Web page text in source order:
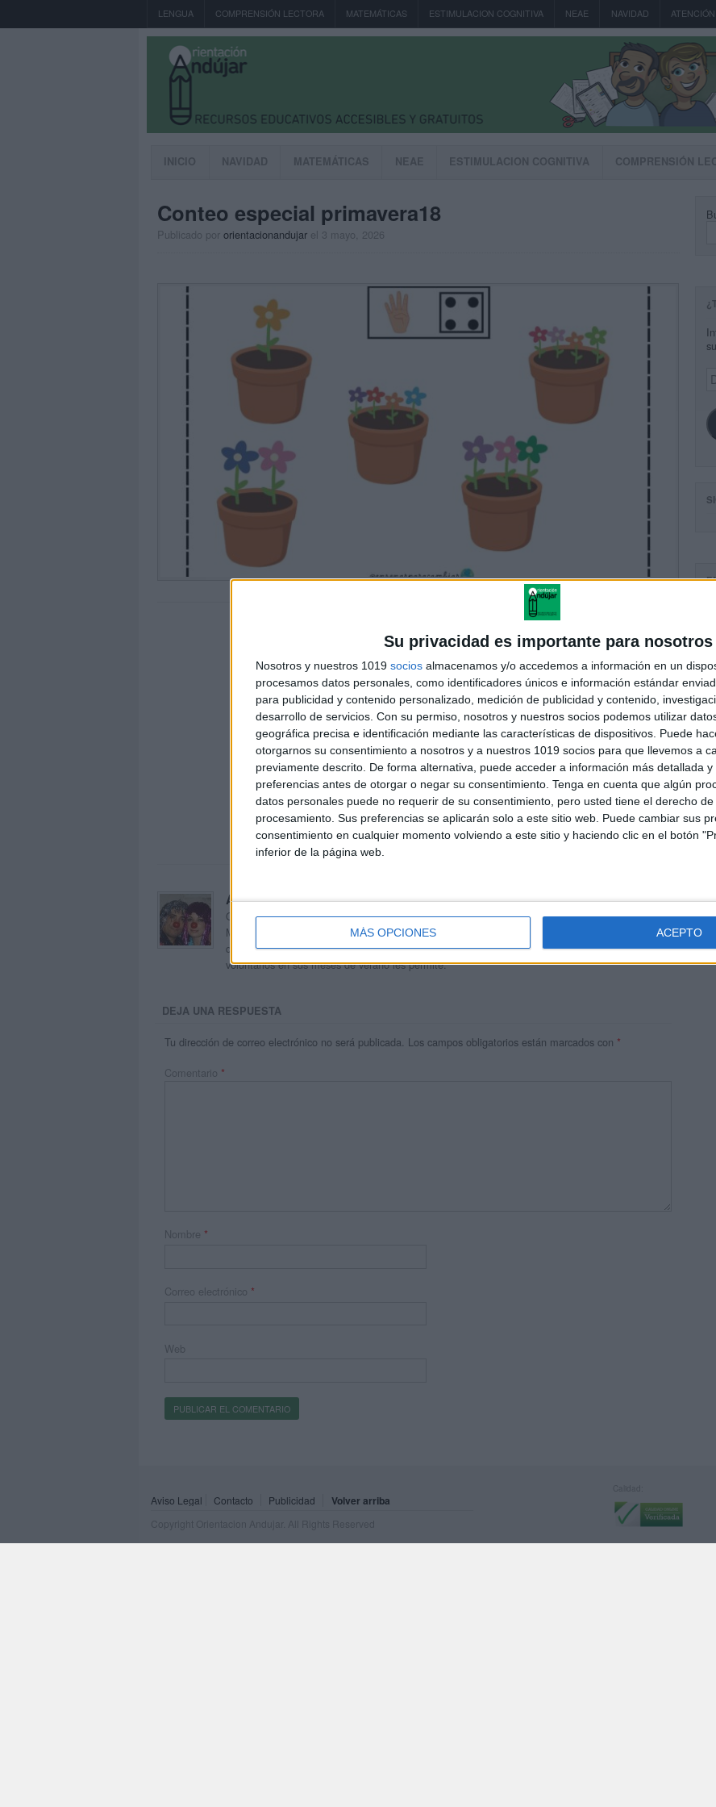
Su privacidad es importante para nosotros
Nosotros y nuestros 1019 socios almacenamos y/o accedemos a información en un
procesamos datos personales, como identificadores únicos e información estándar
para publicidad y contenido personalizado, medición de publicidad y contenido,
desarrollo de servicios. Con su permiso, nosotros y nuestros socios podemos utilizar
geográfica precisa e identificación mediante las características de dispositivos. Puede
otorgarnos su consentimiento a nosotros y a nuestros 1019 socios para que llevemos a
previamente descrito. De forma alternativa, puede acceder a información más detallada
preferencias antes de otorgar o negar su consentimiento. Tenga en cuenta que algún
datos personales puede no requerir de su consentimiento, pero usted tiene el derecho
procesamiento. Sus preferencias se aplicarán solo a este sitio web. Puede cambiar sus
consentimiento en cualquier momento volviendo a este sitio y haciendo clic en el botón
inferior de la página web.
MÁS OPCIONES ACEPTO
LENGUA COMPRENSIÓN LECTORA MATEMÁTICAS ESTIMULACION COGNITIVA NEAE NAVIDAD ATENCIÓN
INICIO NAVIDAD MATEMÁTICAS NEAE ESTIMULACION COGNITIVA COMPRENSIÓN
Conteo especial primavera18
Publicado por orientacionandujar el 3 mayo, 2026
Acerca de orientacionandujar
Orientación Andújar no es solo un blog, es la apuesta personal de dos profesores Ginés y
Maribel, que además de ser pareja, son los encargados de los contenidos que encontramos
dentro del blog y en el cual, vuelcan la mayor parte del tiempo, que sus tareas como docentes, y
voluntarios en sus meses de verano les permite.
DEJA UNA RESPUESTA
Tu dirección de correo electrónico no será publicada. Los campos obligatorios están marcados con *
Comentario *
Nombre *
Correo electrónico *
Web
de
Aviso Legal Contacto Publicidad Volver arriba